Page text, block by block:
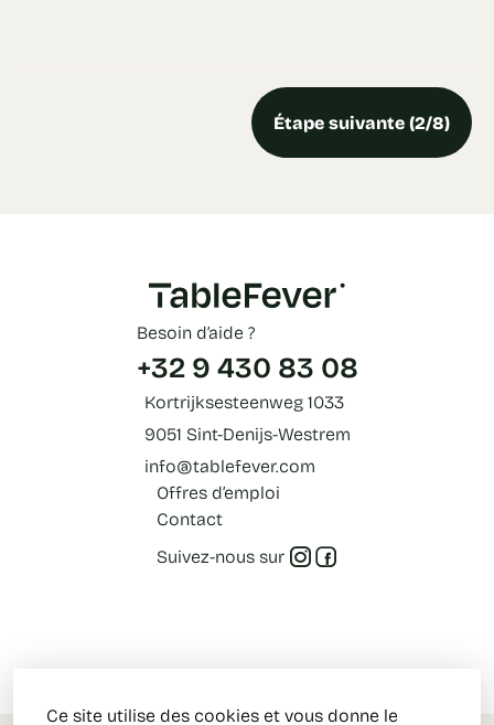
Étape suivante (2/8)
Besoin d’aide ?
+32 9 430 83 08
Kortrijksesteenweg 1033
9051 Sint-Denijs-Westrem
info@tablefever.com
Offres d’emploi
Contact
Suivez-nous sur
Ce site utilise des cookies et vous donne le